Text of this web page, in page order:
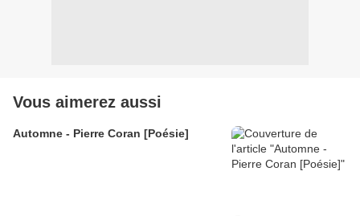
Vous aimerez aussi
Automne - Pierre Coran [Poésie]